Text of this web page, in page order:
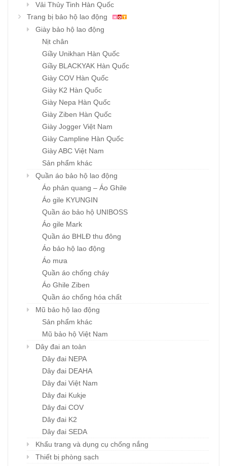
Vải Thủy Tinh Hàn Quốc
Trang bị bảo hộ lao động
Giày bảo hộ lao động
Nịt chân
Giầy Unikhan Hàn Quốc
Giầy BLACKYAK Hàn Quốc
Giày COV Hàn Quốc
Giày K2 Hàn Quốc
Giày Nepa Hàn Quốc
Giày Ziben Hàn Quốc
Giày Jogger Việt Nam
Giày Campline Hàn Quốc
Giày ABC Việt Nam
Sản phẩm khác
Quần áo bảo hộ lao động
Áo phản quang – Áo Ghile
Áo gile KYUNGIN
Quần áo bảo hộ UNIBOSS
Áo gile Mark
Quần áo BHLĐ thu đông
Áo bảo hộ lao động
Áo mưa
Quần áo chống cháy
Áo Ghile Ziben
Quần áo chống hóa chất
Mũ bảo hộ lao động
Sản phẩm khác
Mũ bảo hộ Việt Nam
Dây đai an toàn
Dây đai NEPA
Dây đai DEAHA
Dây đai Việt Nam
Dây đai Kukje
Dây đai COV
Dây đai K2
Dây đai SEDA
Khẩu trang và dụng cụ chống nắng
Thiết bị phòng sạch